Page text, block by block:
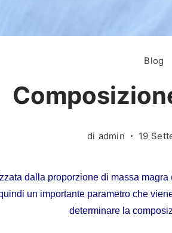
Blog
di admin 19
dalla proporzione di massa
un importante parametro che
determinare la